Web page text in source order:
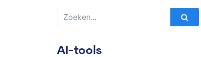
AI-tools